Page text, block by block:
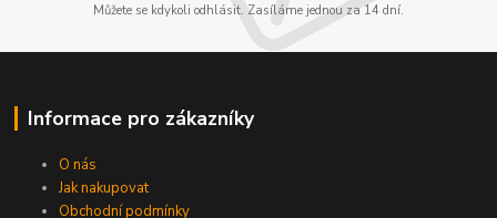
Můžete se kdykoli odhlásit. Zasíláme jednou za 14 dní.
Informace pro zákazníky
O nás
Jak nakupovat
Obchodní podmínky